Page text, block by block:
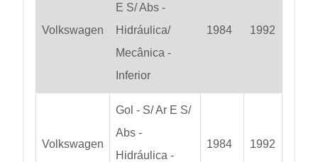
Volkswagen
E S/ Abs -
Hidráulica/
Mecânica -
Inferior
1984 1992
Volkswagen
Gol - S/ Ar E S/
Abs -
Hidráulica -
1984 1992